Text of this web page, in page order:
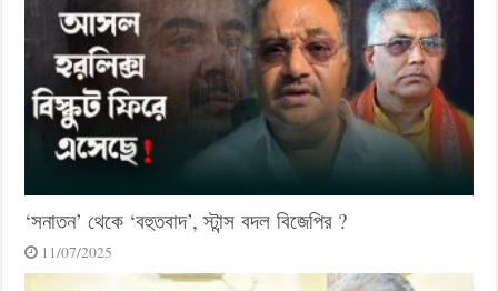
‘সনাতন’ থেকে ‘বহুতবাদ’, স্টান্স বদল বিজেপির ?
11/07/2025